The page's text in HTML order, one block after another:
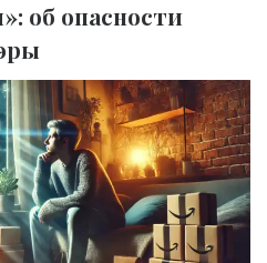
об опасности